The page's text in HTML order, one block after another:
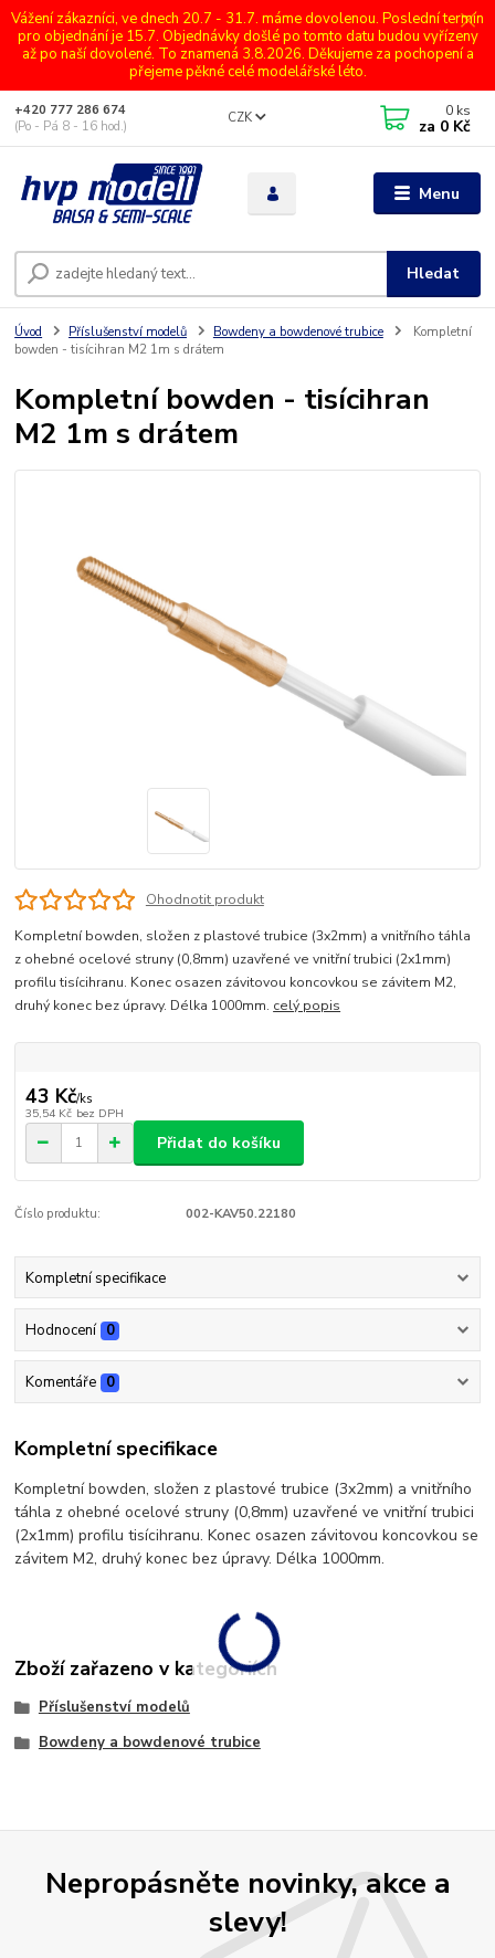
Vážení zákazníci, ve dnech 20.7 - 31.7. máme dovolenou. Poslední termín
pro objednání je 15.7. Objednávky došlé po tomto datu budou vyřízeny
až po naší dovolené. To znamená 3.8.2026. Děkujeme za pochopení a
přejeme pěkné celé modelářské léto.
Menu
CZK
Hledat
+420 777 286 674
(Po - Pá 8 - 16 hod.)
0 ks
za 0 Kč
Úvod Příslušenství modelů Bowdeny a bowdenové trubice
Kompletní
bowden - tisícihran M2 1m s drátem
Kompletní bowden - tisícihran
M2 1m s drátem
Ohodnotit produkt
Kompletní bowden, složen z plastové trubice (3x2mm) a vnitřního táhla
z ohebné ocelové struny (0,8mm) uzavřené ve vnitřní trubici (2x1mm)
profilu tisícihranu. Konec osazen závitovou koncovkou se závitem M2,
druhý konec bez úpravy. Délka 1000mm. celý popis
43 Kč/ks
35,54 Kč bez DPH
Přidat do košíku
Číslo produktu: 002-KAV50.22180
Kompletní specifikace
Hodnocení 0
Komentáře 0
Kompletní specifikace
Kompletní bowden, složen z plastové trubice (3x2mm) a vnitřního
táhla z ohebné ocelové struny (0,8mm) uzavřené ve vnitřní trubici
(2x1mm) profilu tisícihranu. Konec osazen závitovou koncovkou se
závitem M2, druhý konec bez úpravy. Délka 1000mm.
Zboží zařazeno v kategoriích
Příslušenství modelů
Bowdeny a bowdenové trubice
Nepropásněte novinky, akce a
slevy!